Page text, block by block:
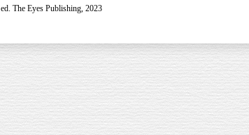
ed. The Eyes Publishing, 2023